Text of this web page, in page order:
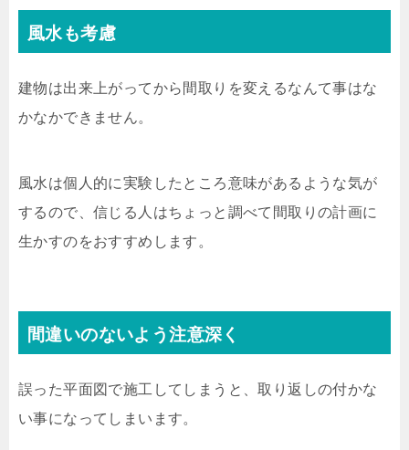
風水も考慮
建物は出来上がってから間取りを変えるなんて事はな
かなかできません。
風水は個人的に実験したところ意味があるような気が
するので、信じる人はちょっと調べて間取りの計画に
生かすのをおすすめします。
間違いのないよう注意深く
誤った平面図で施工してしまうと、取り返しの付かな
い事になってしまいます。